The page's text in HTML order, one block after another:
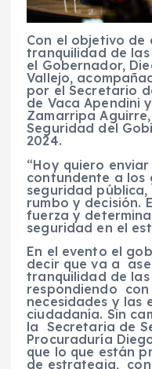
Con el objetivo de
tranquilidad de
el Gobernador,
Vallejo,
por el Secretario
de Vaca Apendini
Zamarripa
Seguridad del
2024.
“Hoy quiero
contundente a los
seguridad
rumbo y decisión.
fuerza y
seguridad en el
En el evento el
decir que va a
tranquilidad de
respondiendo con
necesidades y las
ciudadanía. Sin
la Secretaria de
Procuraduría
que lo que están
de estrategia,